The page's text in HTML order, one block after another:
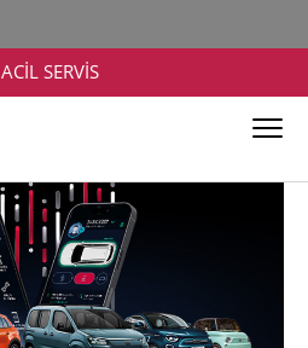
ACİL SERVİS